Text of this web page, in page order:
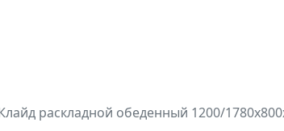
раскладной обеденный 1200/